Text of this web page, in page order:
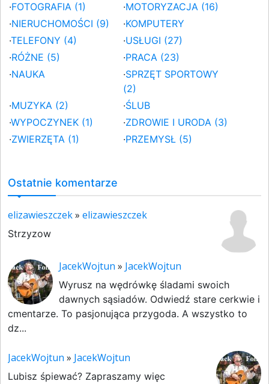
·FOTOGRAFIA (1) ·MOTORYZACJA (16)
·NIERUCHOMOŚCI (9) ·KOMPUTERY
·TELEFONY (4) ·USŁUGI (27)
·RÓŻNE (5) ·PRACA (23)
·NAUKA ·SPRZĘT SPORTOWY
(2)
·MUZYKA (2) ·ŚLUB
·WYPOCZYNEK (1) ·ZDROWIE I URODA (3)
·ZWIERZĘTA (1) ·PRZEMYSŁ (5)
Ostatnie komentarze
elizawieszczek» elizawieszczek
Strzyzow
JacekWojtun » JacekWojtun
Wyrusz na wędrówkę śladami swoich
dawnych sąsiadów. Odwiedź stare cerkwie i
cmentarze. To pasjonująca przygoda. A wszystko to
dz...
JacekWojtun » JacekWojtun
Lubisz śpiewać? Zapraszamy więc